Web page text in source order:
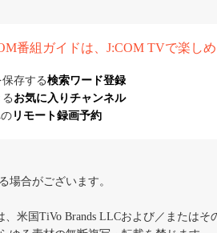
番組ガイドは、J:COM TVで楽し
保存する検索ワード登録
お気に入りチャンネル
リモート録画予約
場合がございます。
米国TiVo Brands LLCおよび／または